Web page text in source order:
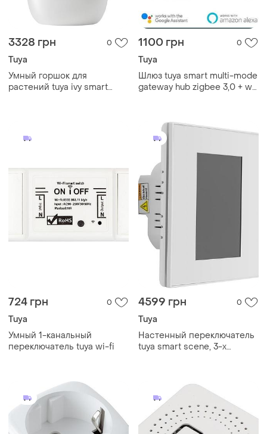
3328 грн 0
Tuya
Умный горшок для
растений tuya ivy smart
1100 грн 0
Tuya
Шлюз tuya smart multi-mode
gateway hub zigbee 3,0 + wi-
724 грн 0
Tuya
Умный 1-канальный
переключатель tuya wi-fi
4599 грн 0
Tuya
Настенный переключатель
tuya smart scene, 3-х